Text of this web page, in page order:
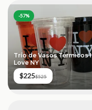
-57%
Trío de Vasos Térmicos I
Love NY
$225$525